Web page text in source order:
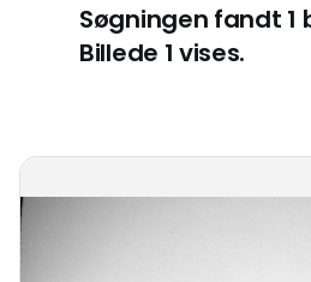
Søgningen fandt 1
Billede 1 vises.